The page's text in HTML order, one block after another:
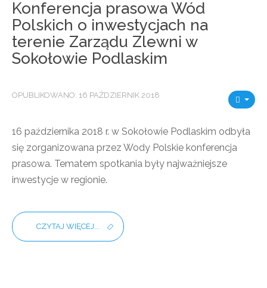
Konferencja prasowa Wód
Polskich o inwestycjach na
terenie Zarządu Zlewni w
Sokołowie Podlaskim
OPUBLIKOWANO: 16 PAŹDZIERNIK 2018
16 października 2018 r. w Sokołowie Podlaskim odbyła
się zorganizowana przez Wody Polskie konferencja
prasowa. Tematem spotkania były najważniejsze
inwestycje w regionie.
CZYTAJ WIĘCEJ...